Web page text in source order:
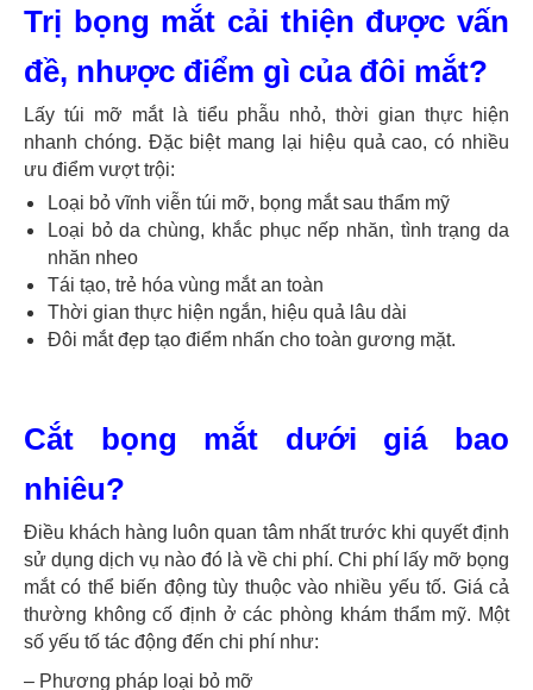
Trị bọng mắt cải thiện được vấn
đề, nhược điểm gì của đôi mắt?
Lấy túi mỡ mắt là tiểu phẫu nhỏ, thời gian thực hiện
nhanh chóng. Đặc biệt mang lại hiệu quả cao, có nhiều
ưu điểm vượt trội:
Loại bỏ vĩnh viễn túi mỡ, bọng mắt sau thẩm mỹ
Loại bỏ da chùng, khắc phục nếp nhăn, tình trạng da
nhăn nheo
Tái tạo, trẻ hóa vùng mắt an toàn
Thời gian thực hiện ngắn, hiệu quả lâu dài
Đôi mắt đẹp tạo điểm nhấn cho toàn gương mặt.
Cắt bọng mắt dưới giá bao
nhiêu?
Điều khách hàng luôn quan tâm nhất trước khi quyết định
sử dụng dịch vụ nào đó là về chi phí. Chi phí lấy mỡ bọng
mắt có thể biến động tùy thuộc vào nhiều yếu tố. Giá cả
thường không cố định ở các phòng khám thẩm mỹ. Một
số yếu tố tác động đến chi phí như:
– Phương pháp loại bỏ mỡ